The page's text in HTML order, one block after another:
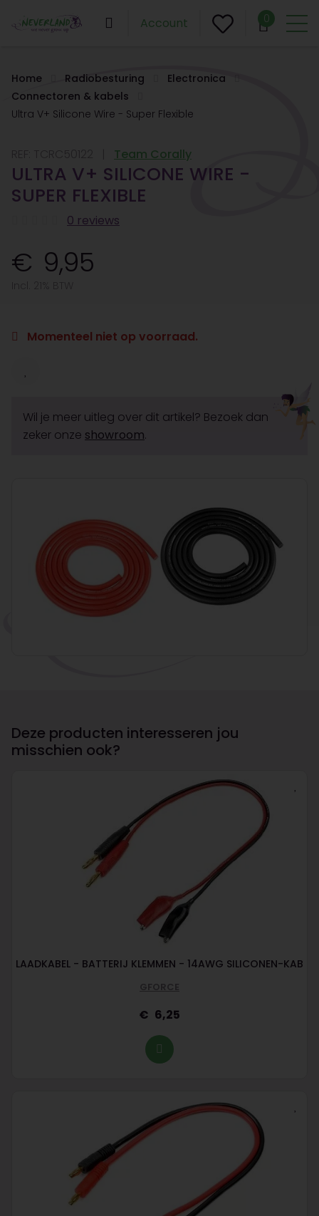
Account 0
Home Radiobesturing
Electronica
Connectoren & kabels
Ultra V+ Silicone Wire - Super Flexible
Team Corally
ULTRA V+ SILICONE WIRE -
SUPER FLEXIBLE
0 reviews
9,95
Momenteel niet op voorraad.
Wil je meer uitleg over dit artikel? Bezoek dan
zeker onze showroom.
Deze producten interesseren jou
misschien ook?
LAADKABEL - BATTERIJ KLEMMEN - 14AWG SILICONEN-KAB
GFORCE
6,25